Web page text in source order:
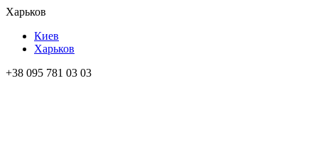
Харьков
Киев
Харьков
+38 095 781 03 03